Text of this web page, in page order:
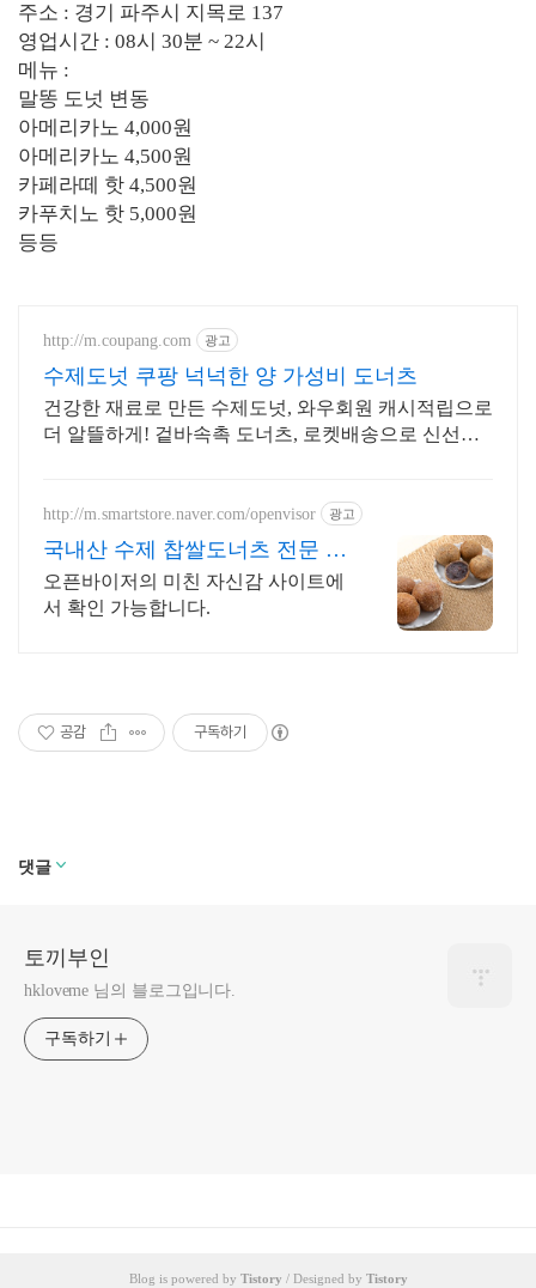
주소 : 경기 파주시 지목로 137
영업시간 : 08시 30분 ~ 22시
메뉴 :
말똥 도넛 변동
아메리카노 4,000원
아메리카노 4,500원
카페라떼 핫 4,500원
카푸치노 핫 5,000원
등등
http://m.coupang.com 광고
수제도넛 쿠팡 넉넉한 양 가성비 도너츠
건강한 재료로 만든 수제도넛, 와우회원 캐시적립으로
더 알뜰하게! 겉바속촉 도너츠, 로켓배송으로 신선하
http://m.smartstore.naver.com/openvisor 광고
국내산 수제 찹쌀도너츠 전문 국
내산찹쌀 카페 디저트 납품
오픈바이저의 미친 자신감 사이트에
서 확인 가능합니다.
공감 구독하기
댓글
토끼부인
hkloveme 님의 블로그입니다.
구독하기
Blog is powered by Tistory / Designed by Tistory